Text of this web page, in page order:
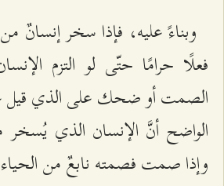
وبناءً عليه، فإذا سخر إنسانٌ
فعلًا حرامًا حتّى لو التزم
الصمت أو ضحك على الذي قيل
الواضح أنَّ الإنسان الذي يُسخر
وإذا صمت فصمته نابعٌ من